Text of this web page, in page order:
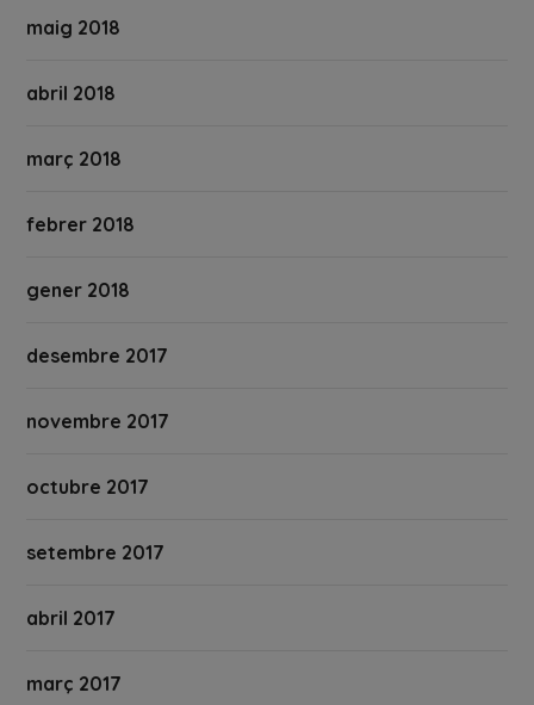
maig 2018
abril 2018
març 2018
febrer 2018
gener 2018
desembre 2017
novembre 2017
octubre 2017
setembre 2017
abril 2017
març 2017